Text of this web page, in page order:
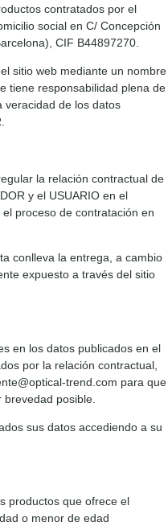
contratados por el
social en C/ Concepción
CIF B44897270.
sitio web mediante un nombre
tiene responsabilidad plena de
veracidad de los datos
la relación contractual de
y el USUARIO en el
proceso de contratación en
conlleva la entrega, a cambio
expuesto a través del sitio
en los datos publicados en el
por la relación contractual,
trend.com para que
posible.
sus datos accediendo a su
productos que ofrece el
o menor de edad